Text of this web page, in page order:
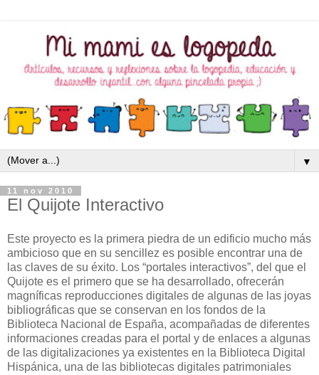
▼
11 nov 2010
El Quijote Interactivo
Este proyecto es la primera piedra de un edificio mucho más
ambicioso que en su sencillez es posible encontrar una de
las claves de su éxito. Los “portales interactivos”, del que el
Quijote es el primero que se ha desarrollado, ofrecerán
magníficas reproducciones digitales de algunas de las joyas
bibliográficas que se conservan en los fondos de la
Biblioteca Nacional de España, acompañadas de diferentes
informaciones creadas para el portal y de enlaces a algunas
de las digitalizaciones ya existentes en la Biblioteca Digital
Hispánica, una de las bibliotecas digitales patrimoniales